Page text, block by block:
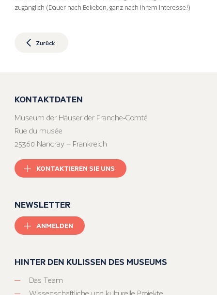
zugänglich (Dauer nach Belieben, ganz nach Ihrem Interesse!)
Zurück
KONTAKTDATEN
Museum der Häuser der Franche-Comté
Rue du musée
25360 Nancray – Frankreich
KONTAKTIEREN SIE UNS
NEWSLETTER
ANMELDEN
HINTER DEN KULISSEN DES MUSEUMS
Das Team